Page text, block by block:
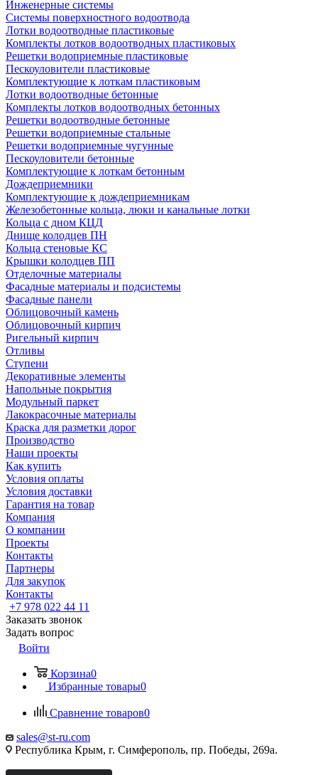
Инженерные системы
Системы поверхностного водоотвода
Лотки водоотводные пластиковые
Комплекты лотков водоотводных пластиковых
Решетки водоприемные пластиковые
Пескоуловители пластиковые
Комплектующие к лоткам пластиковым
Лотки водоотводные бетонные
Комплекты лотков водоотводных бетонных
Решетки водоотводные бетонные
Решетки водоприемные стальные
Решетки водоприемные чугунные
Пескоуловители бетонные
Комплектующие к лоткам бетонным
Дождеприемники
Комплектующие к дождеприемникам
Железобетонные кольца, люки и канальные лотки
Кольца с дном КЦД
Днище колодцев ПН
Кольца стеновые КС
Крышки колодцев ПП
Отделочные материалы
Фасадные материалы и подсистемы
Фасадные панели
Облицовочный камень
Облицовочный кирпич
Ригельный кирпич
Отливы
Ступени
Декоративные элементы
Напольные покрытия
Модульный паркет
Лакокрасочные материалы
Краска для разметки дорог
Производство
Наши проекты
Как купить
Условия оплаты
Условия доставки
Гарантия на товар
Компания
О компании
Проекты
Контакты
Партнеры
Для закупок
Контакты
+7 978 022 44 11
Заказать звонок
Задать вопрос
Войти
Корзина0
Избранные товары0
Сравнение товаров0
sales@st-ru.com
Республика Крым, г. Симферополь, пр. Победы, 269а.